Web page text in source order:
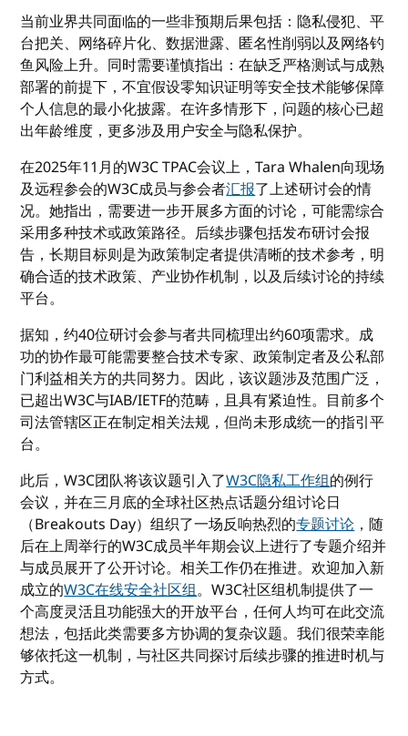
当前业界共同面临的一些非预期后果包括：隐私侵犯、平
台把关、网络碎片化、数据泄露、匿名性削弱以及网络钓
鱼风险上升。同时需要谨慎指出：在缺乏严格测试与成熟
部署的前提下，不宜假设零知识证明等安全技术能够保障
个人信息的最小化披露。在许多情形下，问题的核心已超
出年龄维度，更多涉及用户安全与隐私保护。
在2025年11月的W3C TPAC会议上，Tara Whalen向现场
及远程参会的W3C成员与参会者汇报了上述研讨会的情
况。她指出，需要进一步开展多方面的讨论，可能需综合
采用多种技术或政策路径。后续步骤包括发布研讨会报
告，长期目标则是为政策制定者提供清晰的技术参考，明
确合适的技术政策、产业协作机制，以及后续讨论的持续
平台。
据知，约40位研讨会参与者共同梳理出约60项需求。成
功的协作最可能需要整合技术专家、政策制定者及公私部
门利益相关方的共同努力。因此，该议题涉及范围广泛，
已超出W3C与IAB/IETF的范畴，且具有紧迫性。目前多个
司法管辖区正在制定相关法规，但尚未形成统一的指引平
台。
此后，W3C团队将该议题引入了W3C隐私工作组的例行
会议，并在三月底的全球社区热点话题分组讨论日
（Breakouts Day）组织了一场反响热烈的专题讨论，随
后在上周举行的W3C成员半年期会议上进行了专题介绍并
与成员展开了公开讨论。相关工作仍在推进。欢迎加入新
成立的W3C在线安全社区组。W3C社区组机制提供了一
个高度灵活且功能强大的开放平台，任何人均可在此交流
想法，包括此类需要多方协调的复杂议题。我们很荣幸能
够依托这一机制，与社区共同探讨后续步骤的推进时机与
方式。